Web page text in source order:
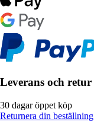
Leverans och retur
30 dagar öppet köp
Returnera din beställning